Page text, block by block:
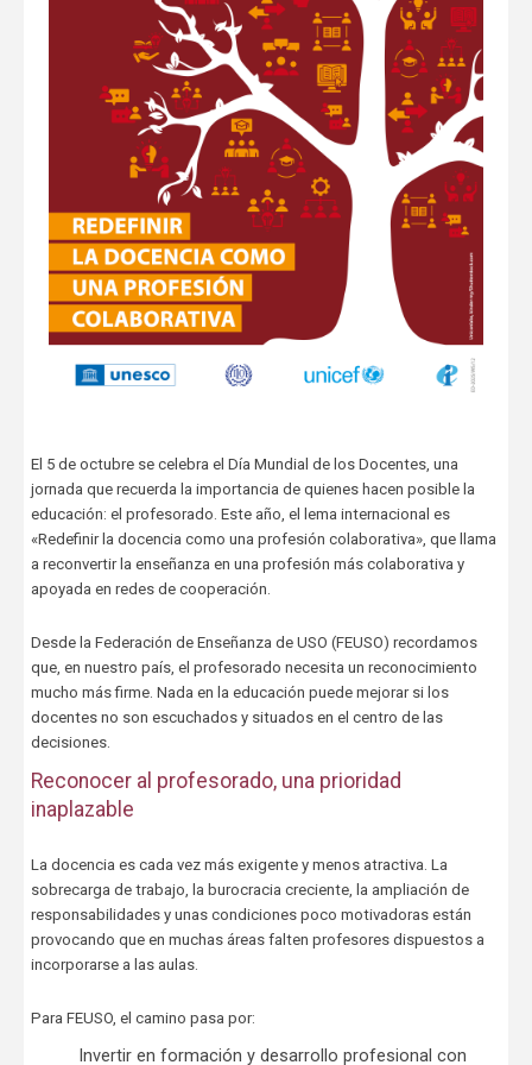
El 5 de octubre se celebra el Día Mundial de los Docentes, una
jornada que recuerda la importancia de quienes hacen posible la
educación: el profesorado. Este año, el lema internacional es
«Redefinir la docencia como una profesión colaborativa», que llama
a reconvertir la enseñanza en una profesión más colaborativa y
apoyada en redes de cooperación.
Desde la Federación de Enseñanza de USO (FEUSO) recordamos
que, en nuestro país, el profesorado necesita un reconocimiento
mucho más firme. Nada en la educación puede mejorar si los
docentes no son escuchados y situados en el centro de las
decisiones.
Reconocer al profesorado, una prioridad
inaplazable
La docencia es cada vez más exigente y menos atractiva. La
sobrecarga de trabajo, la burocracia creciente, la ampliación de
responsabilidades y unas condiciones poco motivadoras están
provocando que en muchas áreas falten profesores dispuestos a
incorporarse a las aulas.
Para FEUSO, el camino pasa por:
Invertir en formación y desarrollo profesional con